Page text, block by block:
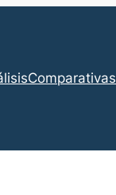
Comparativas